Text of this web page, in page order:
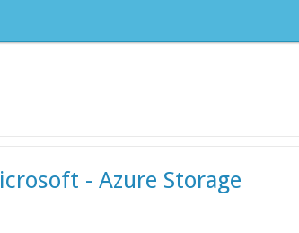
- Azure Storage